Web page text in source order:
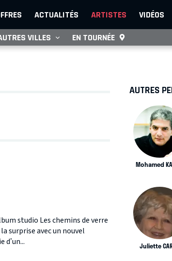
ACTUALITÉS ARTISTES VIDÉOS
VILLES EN TOURNÉE
studio Les chemins de verre
surprise avec un nouvel
AUTRES
Mohamed
Juliette